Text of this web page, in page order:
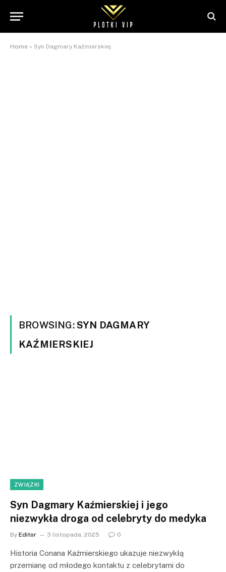
Home » Syn Dagmary Kaźmierskiej
BROWSING:SYN DAGMARY
KAŹMIERSKIEJ
ZWIĄZKI
Syn Dagmary Kaźmierskiej i jego
niezwykła droga od celebryty do medyka
By Editor 3 listopada, 2025 0
Historia Conana Kaźmierskiego ukazuje niezwykłą
przemianę od młodego kontaktu z celebrytami do